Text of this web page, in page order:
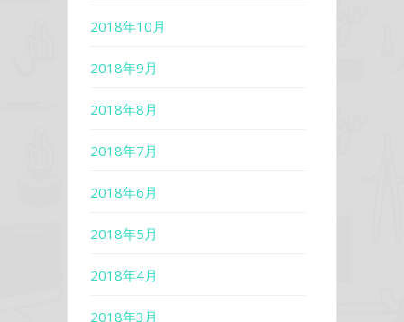
2018年10月
2018年9月
2018年8月
2018年7月
2018年6月
2018年5月
2018年4月
2018年3月